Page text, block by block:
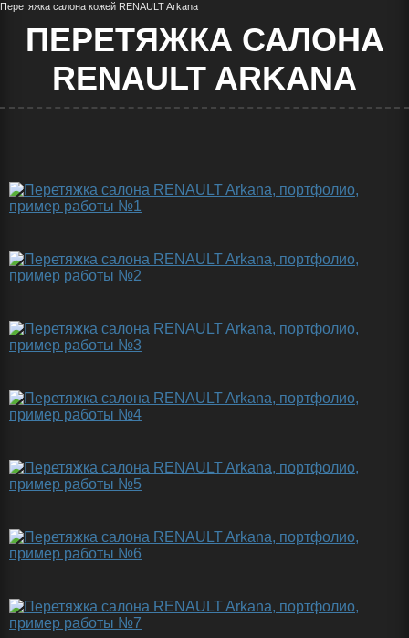
Перетяжка салона кожей RENAULT Arkana
ПЕРЕТЯЖКА САЛОНА
RENAULT ARKANA